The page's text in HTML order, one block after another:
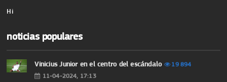
Hi
noticias populares
Vinicius Junior en el centro del escándalo
19 894
11-04-2024, 17:13